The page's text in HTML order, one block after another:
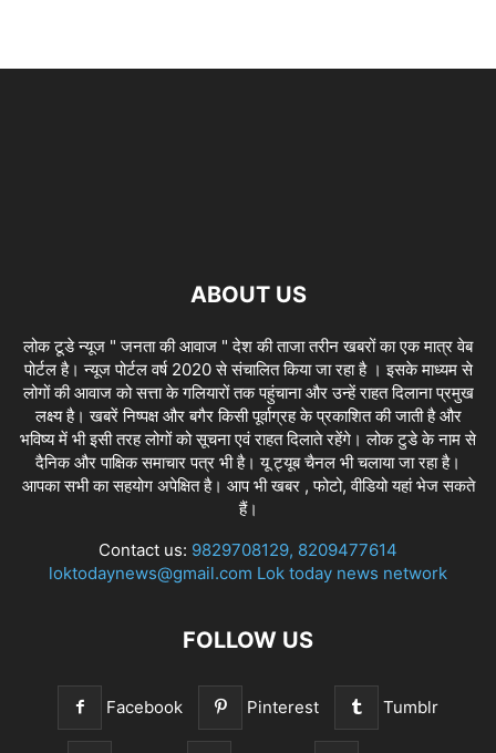
ABOUT US
लोक टूडे न्यूज " जनता की आवाज " देश की ताजा तरीन खबरों का एक मात्र वेब
पोर्टल है। न्यूज पोर्टल वर्ष 2020 से संचालित किया जा रहा है । इसके माध्यम से
लोगों की आवाज को सत्ता के गलियारों तक पहुंचाना और उन्हें राहत दिलाना प्रमुख
लक्ष्य है। खबरें निष्पक्ष और बगैर किसी पूर्वाग्रह के प्रकाशित की जाती है और
भविष्य में भी इसी तरह लोगों को सूचना एवं राहत दिलाते रहेंगे। लोक टुडे के नाम से
दैनिक और पाक्षिक समाचार पत्र भी है। यू ट्यूब चैनल भी चलाया जा रहा है।
आपका सभी का सहयोग अपेक्षित है। आप भी खबर , फोटो, वीडियो यहां भेज सकते
हैं।
Contact us: 9829708129, 8209477614
loktodaynews@gmail.com Lok today news network
FOLLOW US
Facebook Pinterest Tumblr